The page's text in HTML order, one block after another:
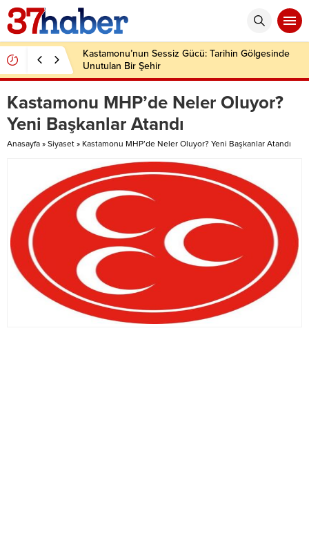
Kastamonu’nun Sessiz Gücü: Tarihin Gölgesinde
Unutulan Bir Şehir
Kastamonu MHP’de Neler Oluyor?
Yeni Başkanlar Atandı
Anasayfa » Siyaset » Kastamonu MHP’de Neler Oluyor? Yeni Başkanlar Atandı